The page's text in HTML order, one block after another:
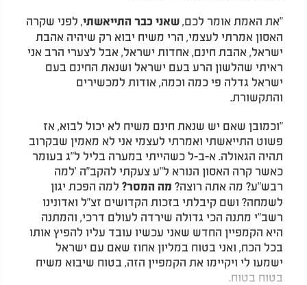
"את האמת אומר לכם,שאני כבר התייאשתי, לפני שקרה
האסון אמרתי לעצמי, הרי משיח יבוא רק שיהיה אהבת
ישראל, אהבת חינם, אחדות ישראל, אבל לצערי הרב אני
ראיתי שהלשון הרע בעם ישראל ושנאת החינם בעם
ישראל גדלה פי כמה וכמה, אודות למכשירים
והתקשורת.
"וכמובן שאם יש שנאת חינם משיח לא יכול לבוא, אז
פשוט התייאשתי ואמרתי לעצמי אני לא מאמין שבקרוב
תהיה הגאולה. א-ב-ל כשהייתי במערה בליל ל"ג בעומר
כאשר קרה האסון הנורא ל"ע צעקתי להקב"ה 'למה
רבש"ע? מה אתה רוצה? מה המסר? למה הפכת יגון
לשמחה? ושם קיבלתי בזכות הקדושים זצ"ל ואדונינו
רשב"י מתנה הכי גדולה שירדה לעולם דרכי, והמתנה
היא הקמפיין החדש שאני עכשיו עובד עליו להפיץ אותו
בכל הכח, ואני בטוח במליון אחוז שאם עם ישראל
ישמעו לי ויקיימו את הקמפיין הזה, בטוח שיבוא משיח
בטוח בטוח.